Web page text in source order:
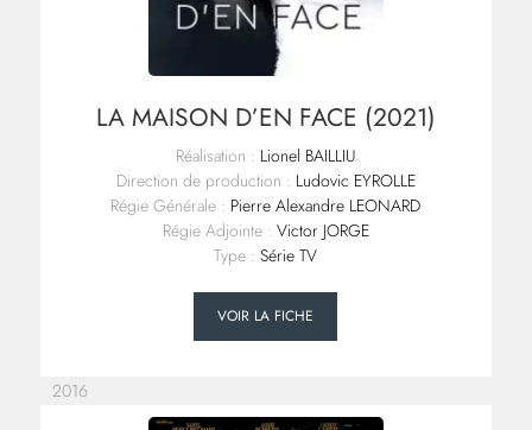
LA MAISON D’EN FACE (2021)
Réalisation : Lionel BAILLIU
Direction de production : Ludovic EYROLLE
Régie Générale : Pierre Alexandre LEONARD
Régie Adjointe : Victor JORGE
Type : Série TV
VOIR LA FICHE
2016